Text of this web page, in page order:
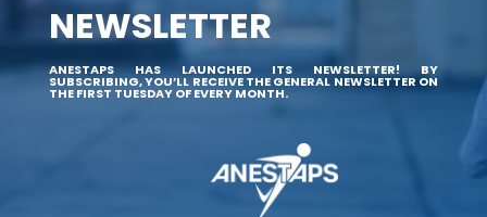
NEWSLETTER
ANESTAPS HAS LAUNCHED ITS NEWSLETTER! BY
SUBSCRIBING, YOU’LL RECEIVE THE GENERAL NEWSLETTER ON
THE FIRST TUESDAY OF EVERY MONTH.